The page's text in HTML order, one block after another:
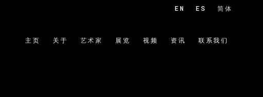
主页 关于 艺术家 展览 视频 资讯 联系我们
EN ES 简体